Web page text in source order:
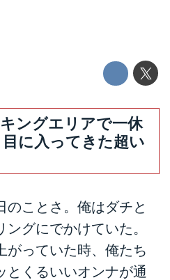
ングエリアで一休
に入ってきた超い
のことさ。俺はダチと
グにでかけていた。
がっていた時、俺たち
とくるいいオンナが通